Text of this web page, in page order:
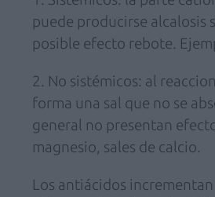
puede producirse alcalosis
posible efecto rebote.
2. No sistémicos: al
forma una sal que no se
general no presentan
magnesio, sales de calcio.
Los antiácidos